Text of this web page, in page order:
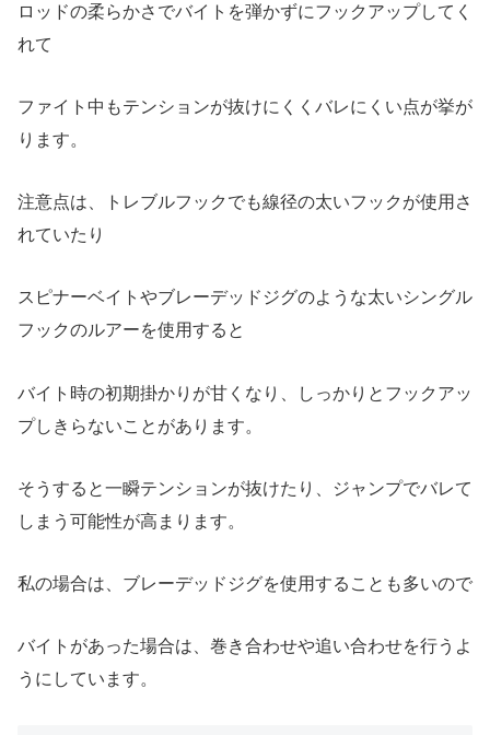
ロッドの柔らかさでバイトを弾かずにフックアップしてく
れて
ファイト中もテンションが抜けにくくバレにくい点が挙が
ります。
注意点は、トレブルフックでも線径の太いフックが使用さ
れていたり
スピナーベイトやブレーデッドジグのような太いシングル
フックのルアーを使用すると
バイト時の初期掛かりが甘くなり、しっかりとフックアッ
プしきらないことがあります。
そうすると一瞬テンションが抜けたり、ジャンプでバレて
しまう可能性が高まります。
私の場合は、ブレーデッドジグを使用することも多いので
バイトがあった場合は、巻き合わせや追い合わせを行うよ
うにしています。